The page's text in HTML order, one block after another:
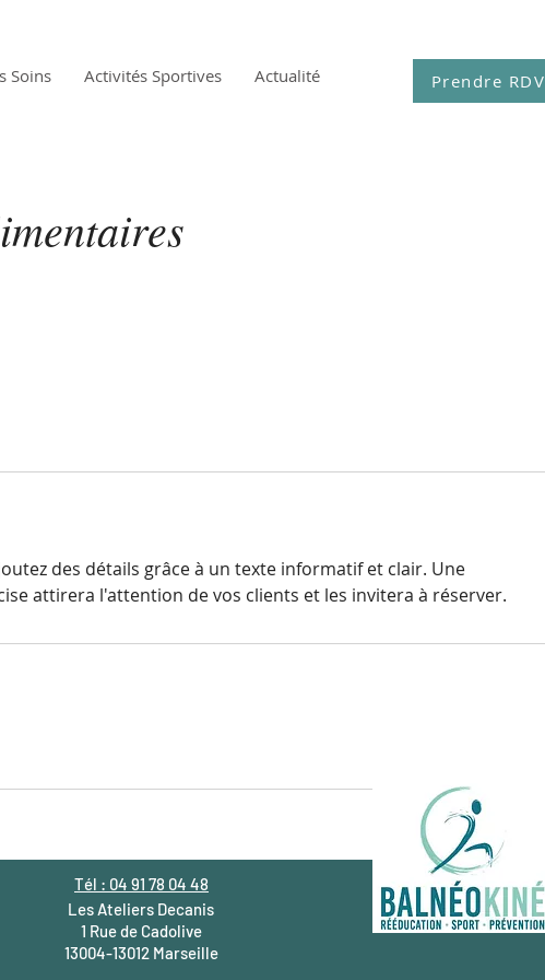
Soins Activités Sportives Actualité Prendre RDV
des détails grâce à un texte informatif et clair. Une
attirera l'attention de vos clients et les invitera à réserver.
Tél : 04 91 78 04 48
Les Ateliers Decanis
1 Rue de Cadolive
13004-13012 Marseille